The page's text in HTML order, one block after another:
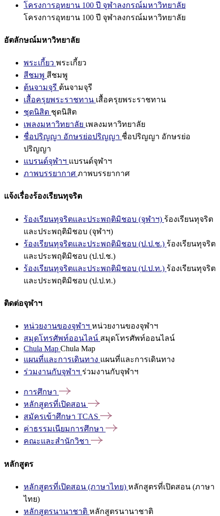
โครงการอุทยาน 100 ปี จุฬาลงกรณ์มหาวิทยาลัย
โครงการอุทยาน 100 ปี จุฬาลงกรณ์มหาวิทยาลัย
อัตลักษณ์มหาวิทยาลัย
พระเกี้ยว พระเกี้ยว
สีชมพู สีชมพู
ต้นจามจุรี ต้นจามจุรี
เสื้อครุยพระราชทาน เสื้อครุยพระราชทาน
ชุดนิสิต ชุดนิสิต
เพลงมหาวิทยาลัย เพลงมหาวิทยาลัย
ชื่อปริญญา อักษรย่อปริญญา ชื่อปริญญา อักษรย่อ
ปริญญา
แบรนด์จุฬาฯ แบรนด์จุฬาฯ
ภาพบรรยากาศ ภาพบรรยากาศ
แจ้งเรื่องร้องเรียนทุจริต
ร้องเรียนทุจริตและประพฤติมิชอบ (จุฬาฯ) ร้องเรียนทุจริต
และประพฤติมิชอบ (จุฬาฯ)
ร้องเรียนทุจริตและประพฤติมิชอบ (ป.ป.ช.) ร้องเรียนทุจริต
และประพฤติมิชอบ (ป.ป.ช.)
ร้องเรียนทุจริตและประพฤติมิชอบ (ป.ป.ท.) ร้องเรียนทุจริต
และประพฤติมิชอบ (ป.ป.ท.)
ติดต่อจุฬาฯ
หน่วยงานของจุฬาฯ หน่วยงานของจุฬาฯ
สมุดโทรศัพท์ออนไลน์ สมุดโทรศัพท์ออนไลน์
Chula Map Chula Map
แผนที่และการเดินทาง แผนที่และการเดินทาง
ร่วมงานกับจุฬาฯ ร่วมงานกับจุฬาฯ
การศึกษา
หลักสูตรที่เปิดสอน
สมัครเข้าศึกษา TCAS
ค่าธรรมเนียมการศึกษา
คณะและสำนักวิชา
หลักสูตร
หลักสูตรที่เปิดสอน (ภาษาไทย) หลักสูตรที่เปิดสอน (ภาษา
ไทย)
หลักสูตรนานาชาติ หลักสูตรนานาชาติ